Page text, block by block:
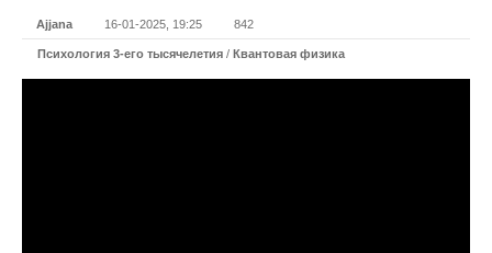
Ajjana 16-01-2025, 19:25 842
Психология 3-его тысячелетия / Квантовая физика